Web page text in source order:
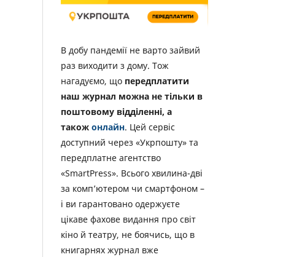
В добу пандемії не варто зайвий
раз виходити з дому. Тож
нагадуємо, що передплатити
наш журнал можна не тільки в
поштовому відділенні, а
також онлайн. Цей сервіс
доступний через «Укрпошту» та
передплатне агентство
«SmartPress». Всього хвилина-дві
за комп’ютером чи смартфоном –
і ви гарантовано одержуєте
цікаве фахове видання про світ
кіно й театру, не боячись, що в
книгарнях журнал вже